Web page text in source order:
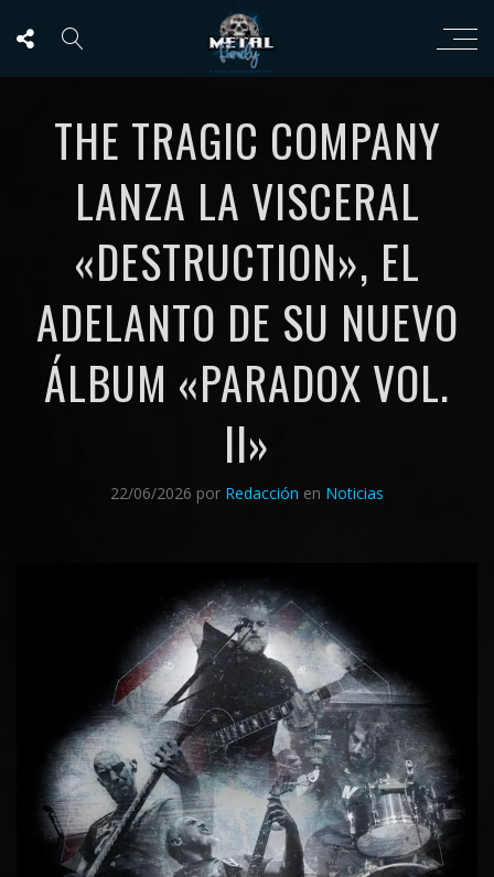
THE TRAGIC COMPANY
LANZA LA VISCERAL
«DESTRUCTION», EL
ADELANTO DE SU NUEVO
ÁLBUM «PARADOX VOL.
II»
22/06/2026 por Redacción en Noticias